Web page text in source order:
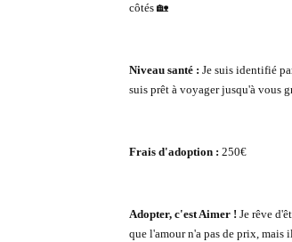
côtés 🏡
Niveau santé : Je suis identifié
suis prêt à voyager jusqu'à vous
Frais d'adoption : 250€
Adopter, c'est Aimer ! Je rêve
que l'amour n'a pas de prix,